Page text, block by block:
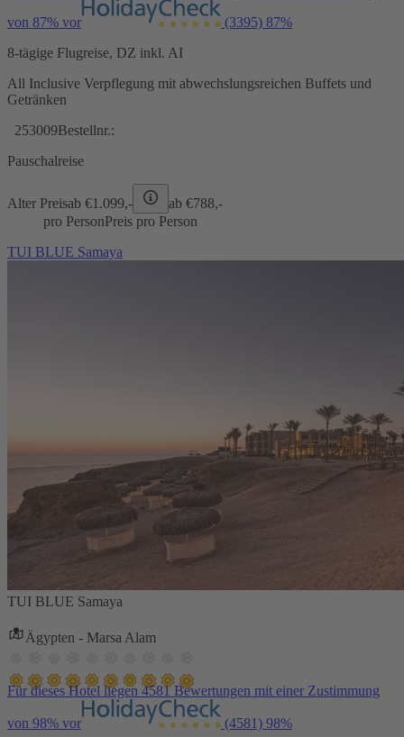
von 87% vor (3395) 87%
8-tägige Flugreise, DZ inkl. AI
All Inclusive Verpflegung mit abwechslungsreichen Buffets und
Getränken
253009Bestellnr.:
Pauschalreise
Alter Preisab €1.099,- ab €788,-
pro PersonPreis pro Person
TUI BLUE Samaya
TUI BLUE Samaya
Ägypten - Marsa Alam
Für dieses Hotel liegen 4581 Bewertungen mit einer Zustimmung
von 98% vor (4581) 98%